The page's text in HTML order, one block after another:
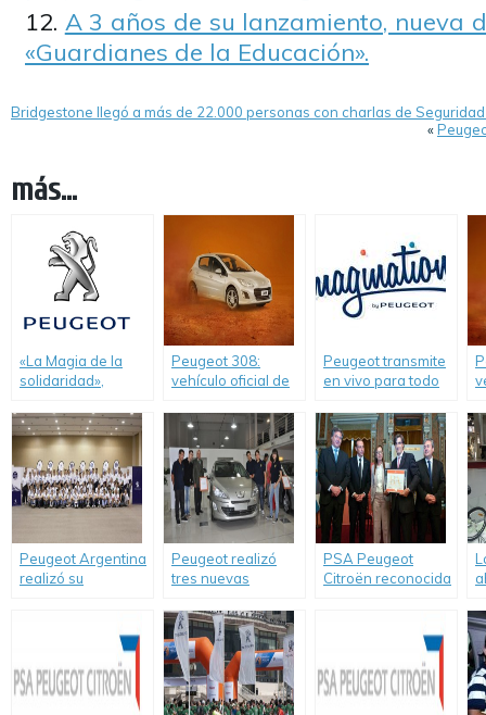
A 3 años de su lanzamiento, nueva
«Guardianes de la Educación».
Bridgestone llegó a más de 22.000 personas con charlas de
«
más...
«La Magia de la
solidaridad»,
Peugeot Argentina
a través de su
programa
Imagination by
Peugeot
Peugeot 308:
vehículo oficial de
Peugeot transmite
en vivo para todo
presentación de su
Programa de RSE
Peugeot Argentina
realizó su
Peugeot realizó
tres nuevas
autos a escuelas
técnicas de la
Ciudad de Buenos
Aires
PSA Peugeot
Citroën reconocida
Social Empresaria
por el Ministerio de
producción, ciencia
y tecnología de la